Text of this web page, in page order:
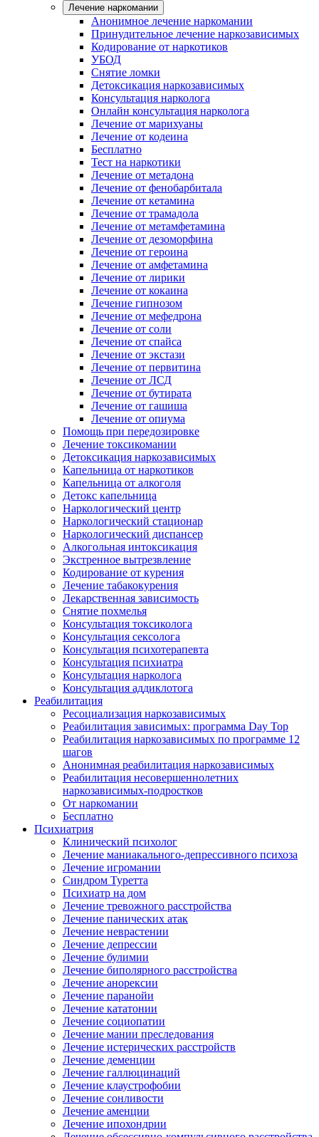
Лечение наркомании
Анонимное лечение наркомании
Принудительное лечение наркозависимых
Кодирование от наркотиков
УБОД
Снятие ломки
Детоксикация наркозависимых
Консультация нарколога
Онлайн консультация нарколога
Лечение от марихуаны
Лечение от кодеина
Бесплатно
Тест на наркотики
Лечение от метадона
Лечение от фенобарбитала
Лечение от кетамина
Лечение от трамадола
Лечение от метамфетамина
Лечение от дезоморфина
Лечение от героина
Лечение от амфетамина
Лечение от лирики
Лечение от кокаина
Лечение гипнозом
Лечение от мефедрона
Лечение от соли
Лечение от спайса
Лечение от экстази
Лечение от первитина
Лечение от ЛСД
Лечение от бутирата
Лечение от гашиша
Лечение от опиума
Помощь при передозировке
Лечение токсикомании
Детоксикация наркозависимых
Капельница от наркотиков
Капельница от алкоголя
Детокс капельница
Наркологический центр
Наркологический стационар
Наркологический диспансер
Алкогольная интоксикация
Экстренное вытрезвление
Кодирование от курения
Лечение табакокурения
Лекарственная зависимость
Снятие похмелья
Консультация токсиколога
Консультация сексолога
Консультация психотерапевта
Консультация психиатра
Консультация нарколога
Консультация аддиклотога
Реабилитация
Ресоциализация наркозависимых
Реабилитация зависимых: программа Day Top
Реабилитация наркозависимых по программе 12
шагов
Анонимная реабилитация наркозависимых
Реабилитация несовершеннолетних
наркозависимых-подростков
От наркомании
Бесплатно
Психиатрия
Клинический психолог
Лечение маниакального-депрессивного психоза
Лечение игромании
Синдром Туретта
Психиатр на дом
Лечение тревожного расстройства
Лечение панических атак
Лечение неврастении
Лечение депрессии
Лечение булимии
Лечение биполярного расстройства
Лечение анорексии
Лечение паранойи
Лечение кататонии
Лечение социопатии
Лечение мании преследования
Лечение истерических расстройств
Лечение деменции
Лечение галлюцинаций
Лечение клаустрофобии
Лечение сонливости
Лечение аменции
Лечение ипохондрии